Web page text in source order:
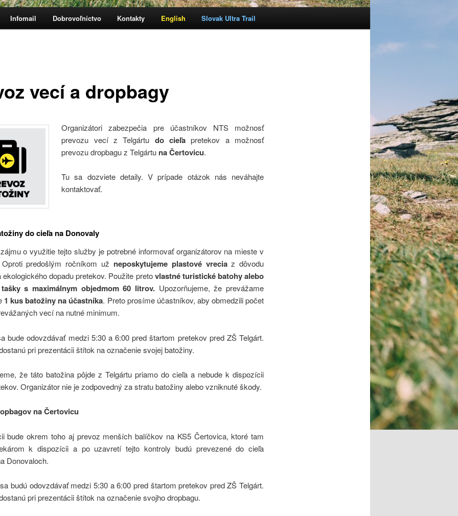
Infomail Dobrovoľníctvo Kontakty English Slovak Ultra Trail
vecí a dropbagy
Organizátori zabezpečia pre účastníkov NTS možnosť
prevozu vecí z Telgártu do cieľa pretekov a možnosť
prevozu dropbagu z Telgártu na Čertovicu.
Tu sa dozviete detaily. V prípade otázok nás neváhajte
kontaktovať.
do cieľa na Donovaly
o využitie tejto služby je potrebné informovať organizátorov na mieste v
Oproti predošlým ročníkom už neposkytujeme plastové vreciaz dôvodu
ekologického dopadu pretekov. Použite pretovlastné turistické batohy alebo
s maximálnym objedmom 60 litrov. Upozorňujeme, že prevážame
1 kus batožiny na účastníka. Preto prosíme účastníkov, aby obmedzili počet
vecí na nutné minimum.
bude odovzdávať medzi 5:30 a 6:00 pred štartom pretekov pred ZŠ Telgárt.
pri prezentácii štítok na označenie svojej batožiny.
že táto batožina pôjde z Telgártu priamo do cieľa a nebude k dispozícii
Organizátor nie je zodpovedný za stratu batožiny alebo vzniknuté škody.
na Čertovicu
bude okrem toho aj prevoz menších balíčkov na KS5 Čertovica, ktoré tam
k dispozícii a po uzavretí tejto kontroly budú prevezené do cieľa
Donovaloch.
budú odovzdávať medzi 5:30 a 6:00 pred štartom pretekov pred ZŠ Telgárt.
pri prezentácii štítok na označenie svojho dropbagu.